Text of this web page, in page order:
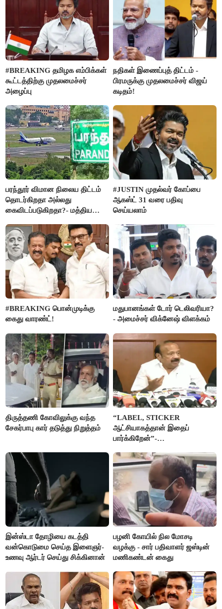
#BREAKING தமிழக எம்பிக்கள்
கூட்டத்திற்கு முதலமைச்சர்
அழைப்பு
நதிகள் இணைப்புத் திட்டம் -
பிரமருக்கு முதலமைச்சர் விஜய்
கடிதம்!
பரந்தூர் விமான நிலைய திட்டம்
தொடர்கிறதா அல்லது
கைவிடப்படுகிறதா?- மத்திய
#JUSTIN முதல்வர் கோப்பை
ஆகஸ்ட் 31 வரை பதிவு
செய்யலாம்
#BREAKING பொன்முடிக்கு
கைது வாரண்ட்!
மதுபானங்கள் டோர் டெலிவரியா?
- அமைச்சர் விக்னேஷ் விளக்கம்
திருத்தணி கோவிலுக்கு வந்த
சேகர்பாபு கார் தடுத்து நிறுத்தம்
“LABEL, STICKER
ஆட்சியாகத்தான் இதைப்
பார்க்கிறேன்”-
இன்ஸ்டா தோழியை கடத்தி
வன்கொடுமை செய்த இளைஞர்-
உணவு ஆர்டர் செய்து சிக்கினான்
பழனி கோயில் நில மோசடி
வழக்கு - சார் பதிவாளர் ஜஸ்டின்
மணிகண்டன் கைது